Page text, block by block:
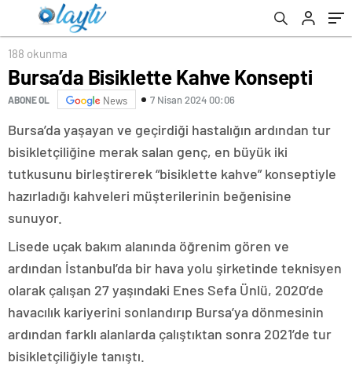
188 okunma
Bursa’da Bisiklette Kahve Konsepti
ABONE OL News 7 Nisan 2024 00:06
Bursa’da yaşayan ve geçirdiği hastalığın ardından tur
bisikletçiliğine merak salan genç, en büyük iki
tutkusunu birleştirerek “bisiklette kahve” konseptiyle
hazırladığı kahveleri müşterilerinin beğenisine
sunuyor.
Lisede uçak bakım alanında öğrenim gören ve
ardından İstanbul’da bir hava yolu şirketinde teknisyen
olarak çalışan 27 yaşındaki Enes Sefa Ünlü, 2020’de
havacılık kariyerini sonlandırıp Bursa’ya dönmesinin
ardından farklı alanlarda çalıştıktan sonra 2021’de tur
bisikletçiliğiyle tanıştı.